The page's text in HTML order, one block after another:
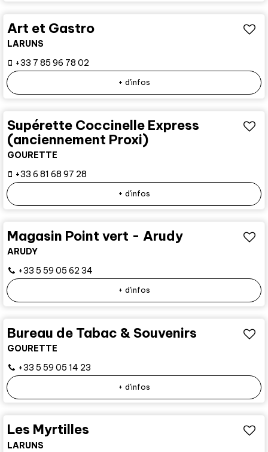
Art et Gastro
LARUNS
+33 7 85 96 78 02
+ d'infos
Supérette Coccinelle Express
(anciennement Proxi)
GOURETTE
+33 6 81 68 97 28
+ d'infos
Magasin Point vert - Arudy
ARUDY
+33 5 59 05 62 34
+ d'infos
Bureau de Tabac & Souvenirs
GOURETTE
+33 5 59 05 14 23
+ d'infos
Les Myrtilles
LARUNS